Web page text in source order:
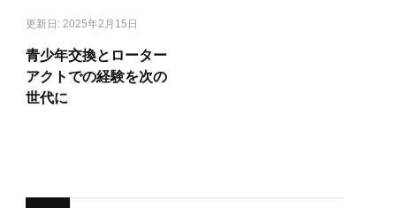
更新日: 2025年2月15日
青少年交換とローター
アクトでの経験を次の
世代に